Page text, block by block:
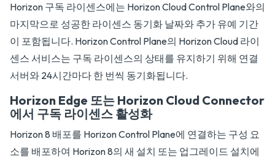
Horizon 구독 라이센스에는 Horizon Cloud Control Plane와의
마지막으로 성공한 라이센스 동기화 날짜와 추가 유예 기간
이 포함됩니다. Horizon Control Plane의 Horizon Cloud 라이
센스 서비스는 구독 라이센스의 상태를 유지하기 위해 연결
서버와 24시간마다 한 번씩 동기화됩니다.
Horizon Edge 또는 Horizon Cloud Connector
에서 구독 라이센스 활성화
Horizon 8 배포를 Horizon Control Plane에 연결하는 구성 요
소를 배포하여 Horizon 8의 새 설치 또는 업그레이드 설치에